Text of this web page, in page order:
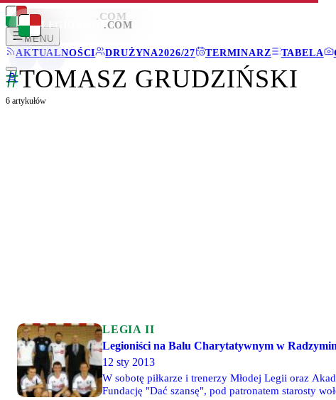
LEGIONISCI .COM
MENU
AKTUALNOŚCI
DRUŻYNA2026/27 TERMINARZ TABELA
LEGIONISCI .COM
#TOMASZ GRUDZIŃSKI
6 artykułów
LEGIA II
Legioniści na Balu Charytatywnym w
12 sty 2013
W sobotę piłkarze i trenerzy Młodej Legii oraz
Fundację "Dać szansę", pod patronatem starosty